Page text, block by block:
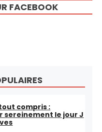
FACEBOOK
compris :
sereinement le jour J